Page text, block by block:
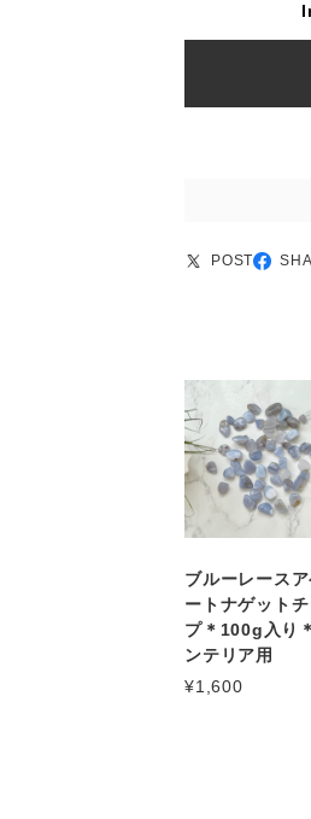
POST
ブルーレース
ートナゲットチ
プ＊100g入り
ンテリア用
¥1,600